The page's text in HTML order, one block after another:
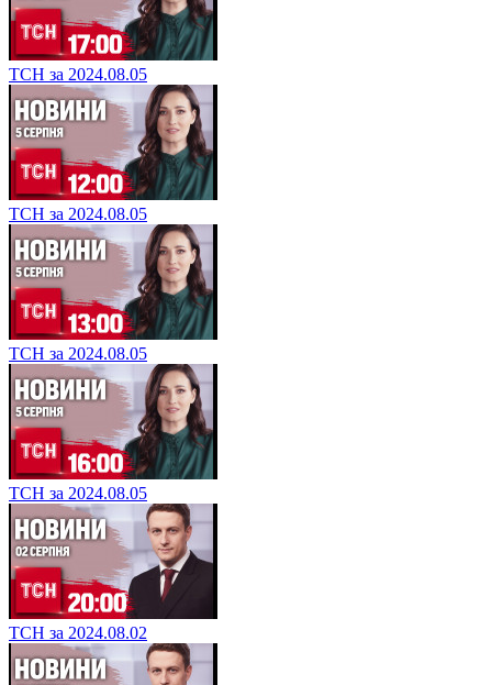
ТСН за 2024.08.05
ТСН за 2024.08.05
ТСН за 2024.08.05
ТСН за 2024.08.05
ТСН за 2024.08.02